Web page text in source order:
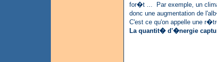
for�t ... Par exemple, un
donc une augmentation de
C'est ce qu'on appelle une
La quantit� d'�nergie